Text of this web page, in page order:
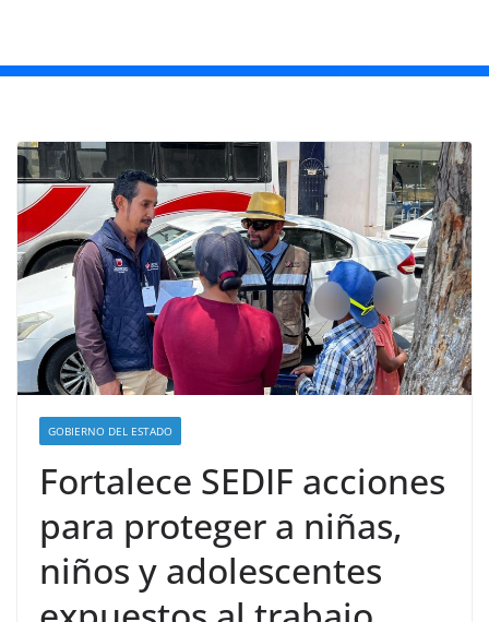
GOBIERNO DEL ESTADO
Fortalece SEDIF acciones
para proteger a niñas,
niños y adolescentes